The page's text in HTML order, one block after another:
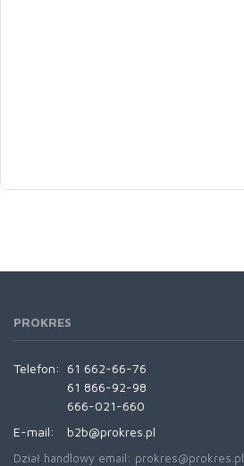
PROKRES
Telefon:
61 662-66-76
61 866-92-98
666-021-660
E-mail:
b2b@prokres.pl
Dział handlowy email: prokres@prokres.pl